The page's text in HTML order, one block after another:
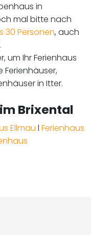
in
mal bitte nach
30 Personen, auch
um Ihr Ferienhaus
Ferienhäuser,
in Itter.
Brixental
Ellmau l Ferienhaus